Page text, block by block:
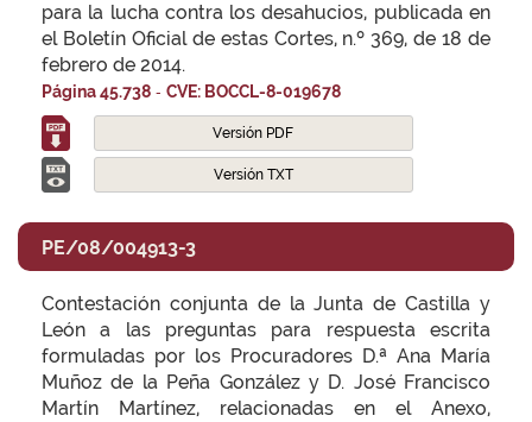
para la lucha contra los desahucios, publicada en
el Boletín Oficial de estas Cortes, n.º 369, de 18 de
febrero de 2014.
Página 45.738 - CVE: BOCCL-8-019678
Versión PDF
Versión TXT
PE/08/004913-3
Contestación conjunta de la Junta de Castilla y
León a las preguntas para respuesta escrita
formuladas por los Procuradores D.ª Ana María
Muñoz de la Peña González y D. José Francisco
Martín Martínez, relacionadas en el Anexo,